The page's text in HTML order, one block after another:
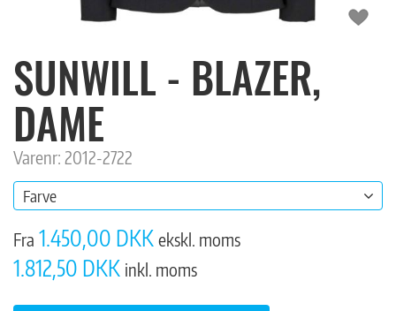
SUNWILL - BLAZER,
DAME
Varenr: 2012-2722
Farve
Fra 1.450,00 DKK ekskl. moms
1.812,50 DKK inkl. moms